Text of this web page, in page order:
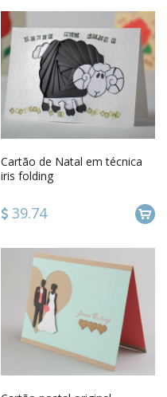
Cartão de Natal em técnica
iris folding
39.74